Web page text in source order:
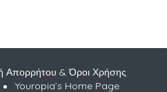
Απορρήτου & Όροι Χρήσης
Youropia’s Home Page